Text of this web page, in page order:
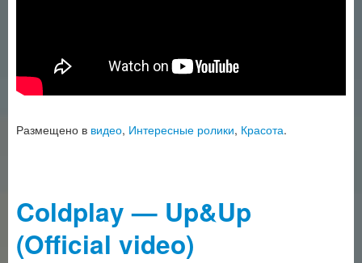
Размещено в видео, Интересные ролики, Красота.
Coldplay — Up&Up
(Official video)